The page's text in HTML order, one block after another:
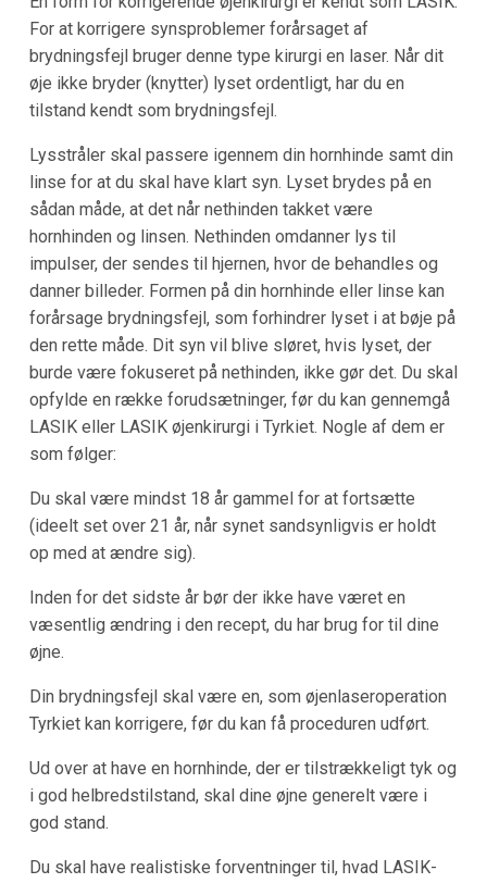
For at korrigere synsproblemer forårsaget af
brydningsfejl bruger denne type kirurgi en laser. Når dit
øje ikke bryder (knytter) lyset ordentligt, har du en
tilstand kendt som brydningsfejl.
Lysstråler skal passere igennem din hornhinde samt din
linse for at du skal have klart syn. Lyset brydes på en
sådan måde, at det når nethinden takket være
hornhinden og linsen. Nethinden omdanner lys til
impulser, der sendes til hjernen, hvor de behandles og
danner billeder. Formen på din hornhinde eller linse kan
forårsage brydningsfejl, som forhindrer lyset i at bøje på
den rette måde. Dit syn vil blive sløret, hvis lyset, der
burde være fokuseret på nethinden, ikke gør det. Du skal
opfylde en række forudsætninger, før du kan gennemgå
LASIK eller LASIK øjenkirurgi i Tyrkiet. Nogle af dem er
som følger:
Du skal være mindst 18 år gammel for at fortsætte
(ideelt set over 21 år, når synet sandsynligvis er holdt
op med at ændre sig).
Inden for det sidste år bør der ikke have været en
væsentlig ændring i den recept, du har brug for til dine
øjne.
Din brydningsfejl skal være en, som øjenlaseroperation
Tyrkiet kan korrigere, før du kan få proceduren udført.
Ud over at have en hornhinde, der er tilstrækkeligt tyk og
i god helbredstilstand, skal dine øjne generelt være i
god stand.
Du skal have realistiske forventninger til, hvad LASIK-